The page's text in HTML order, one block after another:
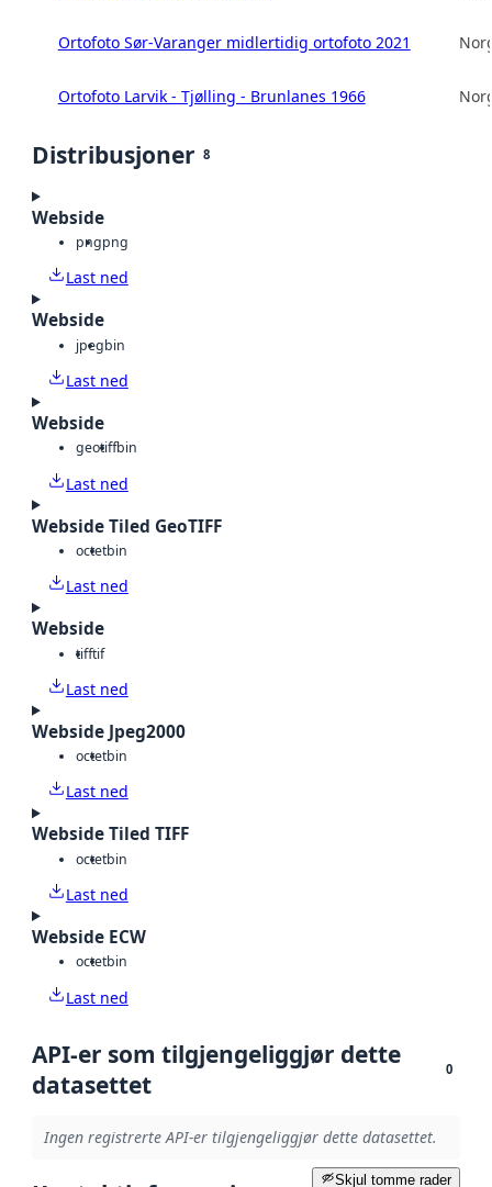
Ortofoto Sør-Varanger midlertidig ortofoto 2021
Ortofoto Larvik - Tjølling - Brunlanes 1966
Distribusjoner 8
Webside
pngpng
Last ned
Webside
jpegbin
Last ned
Webside
geotiffbin
Last ned
Webside Tiled GeoTIFF
octetbin
Last ned
Webside
tifftif
Last ned
Webside Jpeg2000
octetbin
Last ned
Webside Tiled TIFF
octetbin
Last ned
Webside ECW
octetbin
Last ned
API-er som tilgjengeliggjør dette
datasettet
0
Ingen registrerte API-er tilgjengeliggjør dette datasettet.
Skjul tomme rader